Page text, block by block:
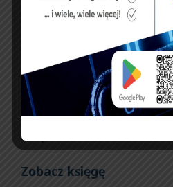
PREVIOUS ARTICLE
KSIĘGA GOŚCI:
Zobacz księgę